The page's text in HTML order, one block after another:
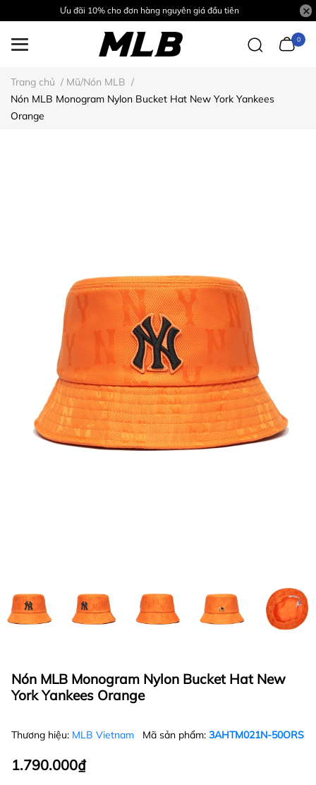
Ưu đãi 10% cho đơn hàng nguyên giá đầu tiên
0
Trang chủ / Mũ/Nón MLB /
Nón MLB Monogram Nylon Bucket Hat New York Yankees
Orange
Nón MLB Monogram Nylon Bucket Hat New
York Yankees Orange
Thương hiệu: MLB Vietnam Mã sản phẩm: 3AHTM021N-50ORS
1.790.000₫